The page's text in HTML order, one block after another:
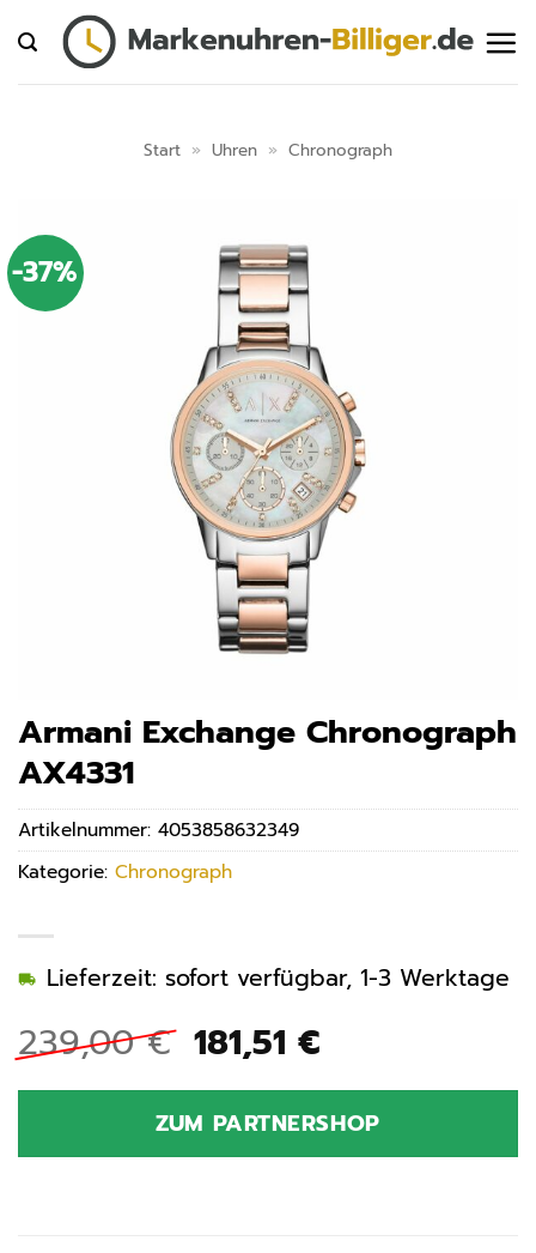
Inhalt
springen
Start » Uhren » Chronograph
-37%
Armani Exchange Chronograph
AX4331
239,00€ Ursprünglicher
Preis
war:
239,00 €
181,51 €Aktueller
ist:
181,51 €.
Lieferzeit: sofort verfügbar, 1-3 Werktage
ZUM PARTNERSHOP
Artikelnummer: 4053858632349
Kategorie: Chronograph